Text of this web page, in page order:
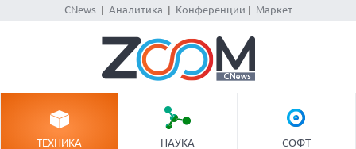
CNews| Аналитика Конференции Маркет
ТЕХНИКА НАУКА СОФТ